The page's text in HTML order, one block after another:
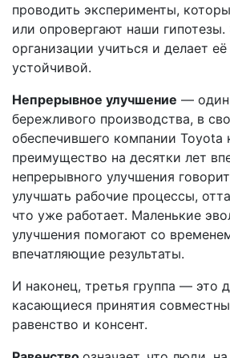
проводить эксперименты,
или опровергают наши гипотезы.
организации учиться и делает
устойчивой.
Непрерывное улучшение — один
бережливого производства, в
обеспечившего компании Toyota
преимущество на десятки лет
непрерывного улучшения
улучшать рабочие процессы,
что уже работает. Маленькие
улучшения помогают со
впечатляющие результаты.
И наконец, третья группа — это
касающиеся принятия
равенство и консент.